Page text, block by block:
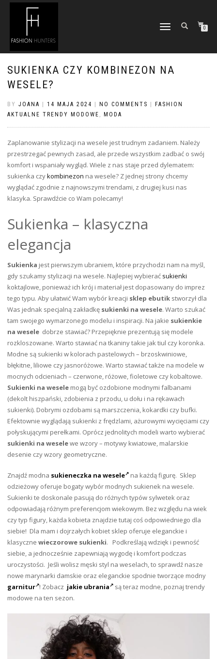
TOGGLE
0
SUKIENKA CZY KOMBINEZON NA
WESELE?
BY JOANA 14 MAJA 2024 NO COMMENTS
FASHION
AKTUALNE TRENDY MODOWE , MODA
Zaplanowanie stylizacji na wesele jest trudnym zadaniem. Należy
przestrzegać pewnych zasad, ale przede wszystkim zadbać o swój
komfort i wspaniały wygląd. Wiele z nas staje przed dylematem:
sukienka czykombinezon na wesele? Z jednej strony chcemy
wyglądać zgodnie z najnowszymi trendami, z drugiej kusi nas
klasyka. Sprawdźcie co Wam polecamy!
Sukienka – klasyczna
elegancja
Sukienka jest pierwszym ubraniem, które przychodzi nam na myśl,
gdy szukamy stylizacji na wesele. Najlepiej wybierać sukienki
koktajlowe, ponieważ ich krój i materiał jest dopasowany do imprez
tego typu. Aby ułatwić Wam wybór kreacji sklep ebutik stworzył dla
Was jednak specjalną zakładkę sukienki na wesele. Warto szukać
tam swojego wymarzonego modelu i inspiracji. Na jakie sukienkie
na wesele dobrze stawiać? Przepięknie prezentują się modele
rozkloszowane. Warto stawiać na tkaniny takie jak tiul czy koronka.
Modne są sukienki w kolorach pastelowych – brzoskwiniowe,
błękitne, liliowe czy jasnoróżowe. Warto stawiać także na modele w
mocnych odcieniach – czerwone, różowe, fioletowe czy kobaltowe.
Sukienki na wesele mogą być ozdobione modnymi falbanami
(dekolt hiszpański, zdobienia z przodu, u dołu i na rękawach
sukienki). Dobrymi ozdobami są marszczenia, kokardki czy bufki.
Efektownie wyglądają sukienki z frędzlami, ażurowymi wycięciami czy
połyskującymi perełkami. Oprócz jednolitych modeli warto wybierać
sukienki na weselewe wzory – motywy kwiatowe, malarskie
desenie czy wzory geometryczne.
Znajdź modna sukieneczka na wesele
na każdą figurę. Sklep
odzieżowy oferuje bogaty wybór modnych sukienek na wesele.
Sukienki te doskonale pasują do różnych typów sylwetek oraz
odpowiadają różnym preferencjom wiekowym. Bez względu na wiek
czy typ figury, każda kobieta znajdzie tutaj coś odpowiedniego dla
siebie! Dla mam i dojrzałych kobiet sklep oferuje eleganckie i
klasyczne wieczorowe sukienki.
Podkreślają wdzięk i pewność
siebie, a jednocześnie zapewniają wygodę i komfort podczas
uroczystości. Jeśli wolisz męski styl na weselach, to sprawdź nasze
nowe marynarki damskie oraz eleganckie spodnie tworzące modny
garnitur ! Zobacz jakie ubrania
są teraz modne, poznaj trendy
modowe na ten sezon.